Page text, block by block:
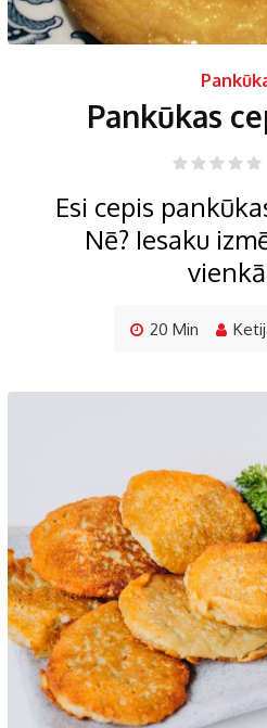
Pankūkas
Esi cepis
Nē? Iesaku
20 Min